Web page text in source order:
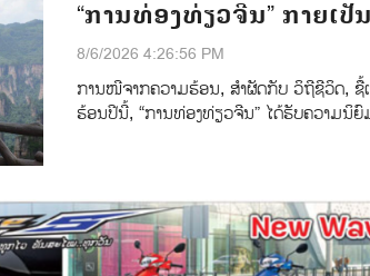
“ການທ່ອງທ່ຽວຈີນ” ກາຍເ
8/6/2026 4:26:56 PM
ການ​​ໜີ​ຈາກ​ຄວາມ​ຮ້ອນ, ​ສຳ​ຜັດ​ກັບ ​ວິ​ຖີ​ຊີ​ວິດ, ​ຊື້​
ຮ້ອນ​ປີ​ນີ້, “ການ​ທ່ອງ​ທ່ຽວ​ຈີນ” ​ໄດ້​ຮັບ​ຄວາມ​ນິ​